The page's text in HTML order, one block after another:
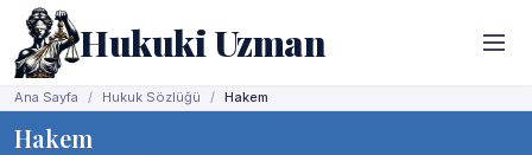
Hukuki Uzman
Ana Sayfa Hukuk Sözlüğü Hakem
Hakem